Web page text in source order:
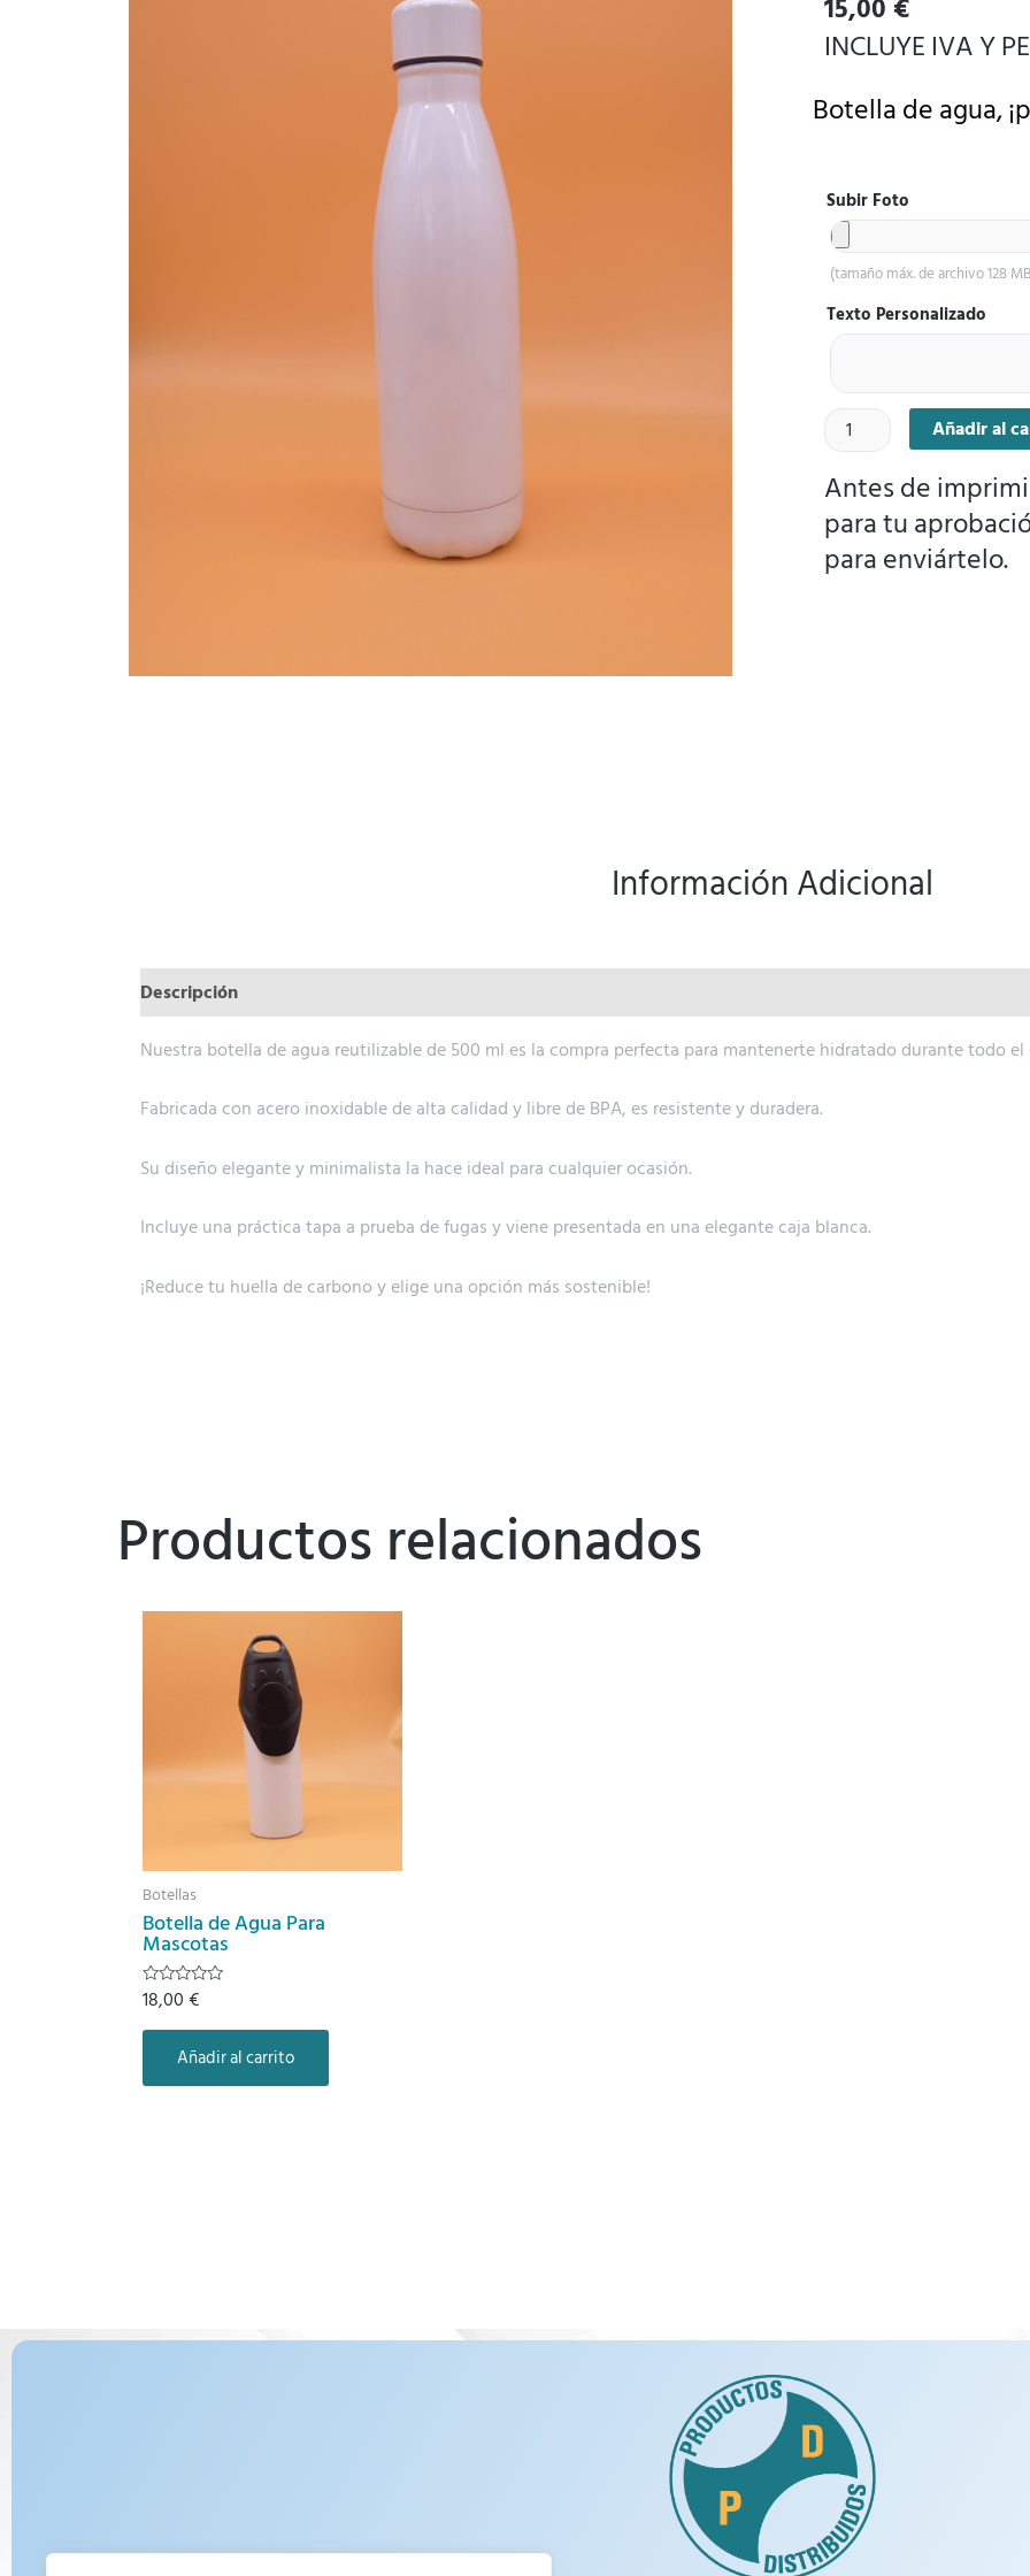
15,00 €
INCLUYE IVA Y
Botella de agua,
Subir Foto
(tamaño máx. de archivo 128
Texto Personalizado
Botella
de
agua
movimiento
cantidad
Añadir al
Antes de
para tu
para enviártelo.
Información Adicional
Descripción
Nuestra botella de agua reutilizable de 500 ml es la compra perfecta para mantenerte hidratado durante todo el
Fabricada con acero inoxidable de alta calidad y libre de BPA, es resistente y duradera.
Su diseño elegante y minimalista la hace ideal para cualquier ocasión.
Incluye una práctica tapa a prueba de fugas y viene presentada en una elegante caja blanca.
¡Reduce tu huella de carbono y elige una opción más sostenible!
Productos relacionados
Botellas
Botella de Agua Para
Mascotas
Valorado
con
18,00€
Añadir al carrito